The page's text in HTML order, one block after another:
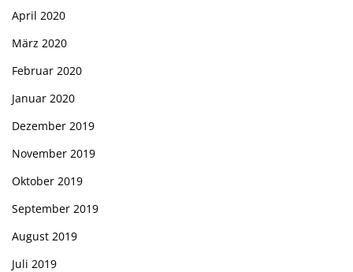
April 2020
März 2020
Februar 2020
Januar 2020
Dezember 2019
November 2019
Oktober 2019
September 2019
August 2019
Juli 2019